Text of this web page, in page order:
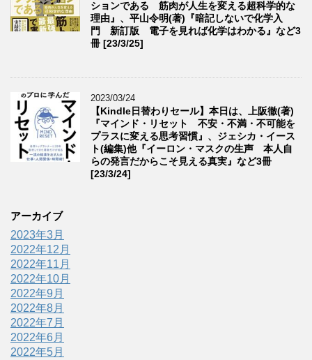
ションである 筋肉が人生を変える超科学的な
理由』、平山令明(著)『暗記しないで化学入
門 新訂版 電子を見れば化学はわかる』など3
冊 [23/3/25]
2023/03/24
【Kindle日替わりセール】本日は、上阪徹(著)
『マインド・リセット 不安・不満・不可能を
プラスに変える思考習慣』、ジェシカ・イース
ト(編集)他『イーロン・マスクの生声 本人自
らの発言だからこそ見える真実』など3冊
[23/3/24]
アーカイブ
2023年3月
2022年12月
2022年11月
2022年10月
2022年9月
2022年8月
2022年7月
2022年6月
2022年5月